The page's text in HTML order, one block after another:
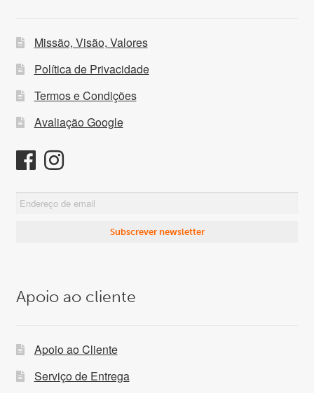
Missão, Visão, Valores
Política de Privacidade
Termos e Condições
Avaliação Google
Apoio ao cliente
Apoio ao Cliente
Serviço de Entrega